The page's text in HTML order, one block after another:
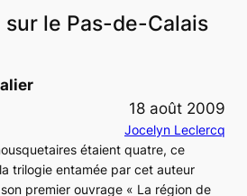
sur le Pas-de-Calais
18 août 2009
Jocelyn Leclercq
étaient quatre, ce
trilogie entamée par cet auteur
premier ouvrage « La région de